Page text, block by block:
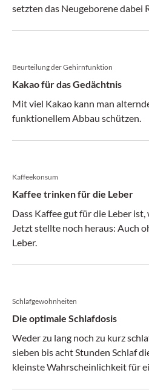
setzten das Neugeborene dabei
Beurteilung der Gehirnfunktion
Kakao für das Gedächtnis
Mit viel Kakao kann man
funktionellem Abbau schützen.
Kaffeekonsum
Kaffee trinken für die Leber
Dass Kaffee gut für die Leber
Jetzt stellte noch heraus: Auch
Leber.
Schlafgewohnheiten
Die optimale Schlafdosis
Weder zu lang noch zu kurz
sieben bis acht Stunden Schlaf
kleinste Wahrscheinlichkeit für